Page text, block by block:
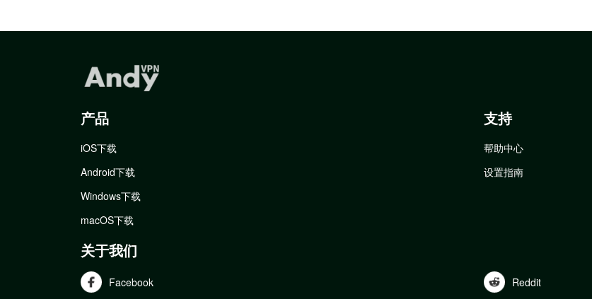
产品
iOS下载
Android下载
Windows下载
macOS下载
支持
帮助中心
设置指南
关于我们
Facebook Reddit